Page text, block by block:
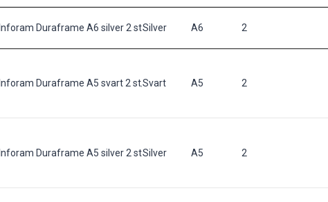
Inforam Duraframe A6 silver 2 st/fpSilver A6 2
Inforam Duraframe A5 svart 2 st/fpSvart A5 2
Inforam Duraframe A5 silver 2 st/fpSilver A5 2